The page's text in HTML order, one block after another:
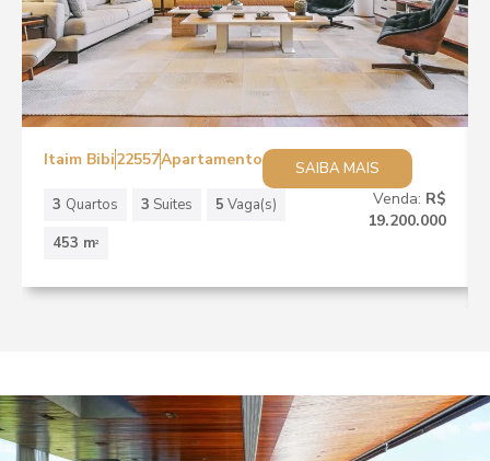
Itaim Bibi22557Apartamento
SAIBA MAIS
3 Quartos 3 Suites 5 Vaga(s)
453 m2
Venda: R$
19.200.000